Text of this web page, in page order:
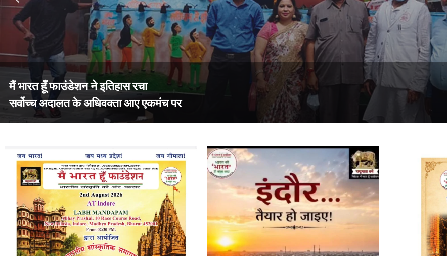
मैं भारत हूँ फाउंडेशन ने इतिहास रचा
सर्वोच्च अदालत के अधिवक्ता आए एकमंच पर